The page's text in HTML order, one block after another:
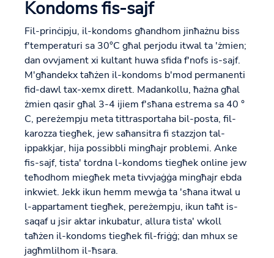
Kondoms fis-sajf
Fil-prinċipju, il-kondoms għandhom jinħażnu biss
f'temperaturi sa 30°C għal perjodu itwal ta 'żmien;
dan ovvjament xi kultant huwa sfida f'nofs is-sajf.
M'għandekx taħżen il-kondoms b'mod permanenti
fid-dawl tax-xemx dirett. Madankollu, ħażna għal
żmien qasir għal 3-4 ijiem f'sħana estrema sa 40 °
C, pereżempju meta tittrasportaha bil-posta, fil-
karozza tiegħek, jew saħansitra fi stazzjon tal-
ippakkjar, hija possibbli mingħajr problemi. Anke
fis-sajf, tista' tordna l-kondoms tiegħek online jew
teħodhom miegħek meta tivvjaġġa mingħajr ebda
inkwiet. Jekk ikun hemm mewġa ta 'sħana itwal u
l-appartament tiegħek, pereżempju, ikun taħt is-
saqaf u jsir aktar inkubatur, allura tista' wkoll
taħżen il-kondoms tiegħek fil-friġġ; dan mhux se
jagħmlilhom il-ħsara.